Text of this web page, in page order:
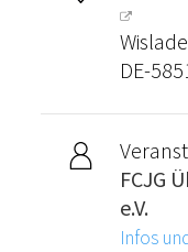
DE-
FCJG
e.V.
Infos